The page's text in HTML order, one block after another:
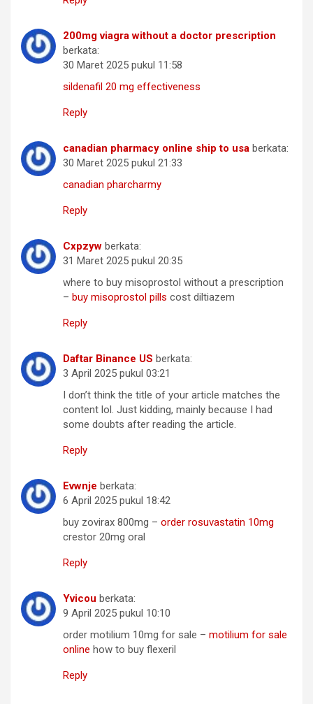
200mg viagra without a doctor prescription
berkata:
30 Maret 2025 pukul 11:58
sildenafil 20 mg effectiveness
Reply
canadian pharmacy online ship to usa berkata:
30 Maret 2025 pukul 21:33
canadian pharcharmy
Reply
Cxpzyw berkata:
31 Maret 2025 pukul 20:35
where to buy misoprostol without a prescription
– buy misoprostol pills cost diltiazem
Reply
Daftar Binance US berkata:
3 April 2025 pukul 03:21
I don’t think the title of your article matches the
content lol. Just kidding, mainly because I had
some doubts after reading the article.
Reply
Evwnje berkata:
6 April 2025 pukul 18:42
buy zovirax 800mg – order rosuvastatin 10mg
crestor 20mg oral
Reply
Yvicou berkata:
9 April 2025 pukul 10:10
order motilium 10mg for sale – motilium for sale
online how to buy flexeril
Reply